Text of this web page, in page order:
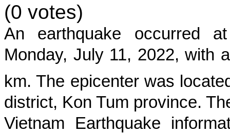
(0 votes)
An earthquake occurred
Monday, July 11, 2022, with
km. The epicenter was
district, Kon Tum province.
Vietnam Earthquake